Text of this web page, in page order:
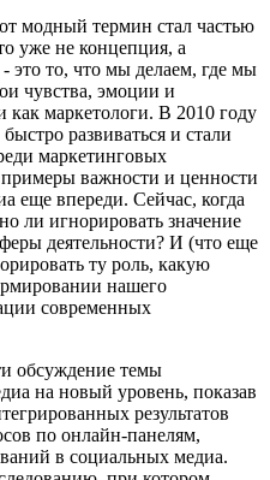
модный термин стал частью
уже не концепция, а
это то, что мы делаем, где мы
чувства, эмоции и
как маркетологи. В 2010 году
развиваться и стали
маркетинговых
важности и ценности
еще впереди. Сейчас, когда
ли игнорировать значение
деятельности? И (что еще
ту роль, какую
нашего
современных
обсуждение темы
на новый уровень, показав
результатов
по онлайн-панелям,
в социальных медиа.